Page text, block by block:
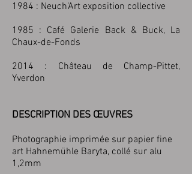
1984 : Neuch’Art exposition collective
1985 : Café Galerie Back & Buck, La
Chaux-de-Fonds
2014 : Château de Champ-Pittet,
Yverdon
DESCRIPTION DES ŒUVRES
Photographie imprimée sur papier fine
art Hahnemühle Baryta, collé sur alu
1,2mm